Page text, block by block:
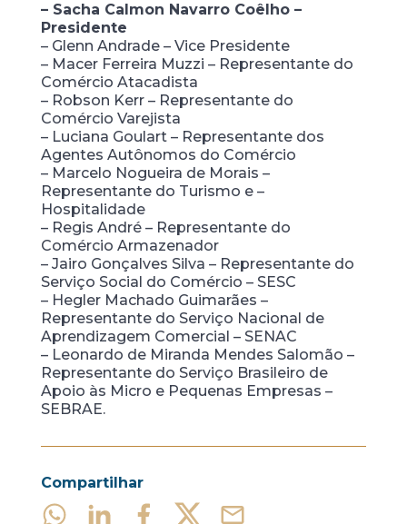
– Sacha Calmon Navarro Coêlho –
Presidente
– Glenn Andrade – Vice Presidente
– Macer Ferreira Muzzi – Representante do
Comércio Atacadista
– Robson Kerr – Representante do
Comércio Varejista
– Luciana Goulart – Representante dos
Agentes Autônomos do Comércio
– Marcelo Nogueira de Morais –
Representante do Turismo e –
Hospitalidade
– Regis André – Representante do
Comércio Armazenador
– Jairo Gonçalves Silva – Representante do
Serviço Social do Comércio – SESC
– Hegler Machado Guimarães –
Representante do Serviço Nacional de
Aprendizagem Comercial – SENAC
– Leonardo de Miranda Mendes Salomão –
Representante do Serviço Brasileiro de
Apoio às Micro e Pequenas Empresas –
SEBRAE.
Compartilhar